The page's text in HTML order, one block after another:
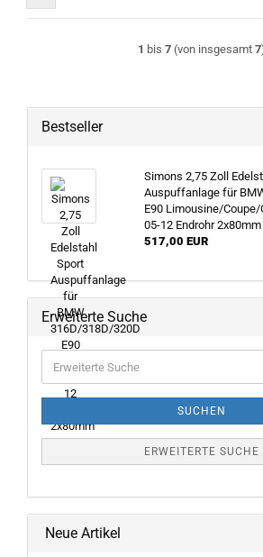
1 bis 7 (von insgesamt 7
Bestseller
Simons 2,75 Zoll
Auspuffanlage für
E90 Limousine/
05-12 Endrohr 2x80mm
517,00 EUR
Erweiterte Suche
Suche
SUCHEN
ERWEITERTE SUCHE
Neue Artikel